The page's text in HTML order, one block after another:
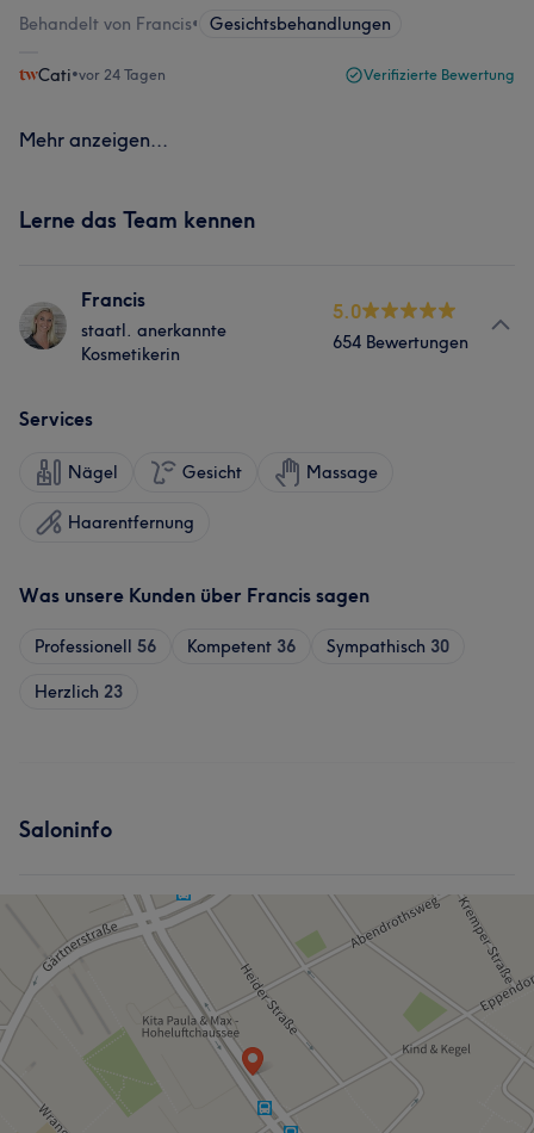
Behandelt von Francis• Gesichtsbehandlungen
Cati•vor 24 Tagen Verifizierte Bewertung
Mehr anzeigen...
Lerne das Team kennen
Francis
staatl. anerkannte
Kosmetikerin
5.0
654 Bewertungen
Services
Nägel Gesicht Massage
Haarentfernung
Was unsere Kunden über Francis sagen
Professionell 56 Kompetent 36 Sympathisch 30
Herzlich 23
Saloninfo